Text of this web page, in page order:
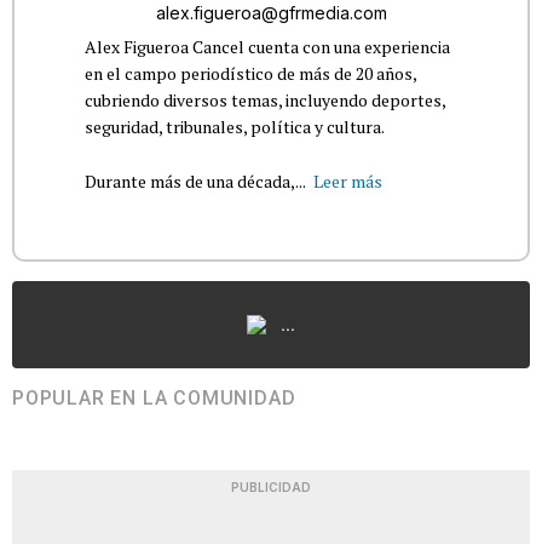
alex.figueroa@gfrmedia.com
Alex Figueroa Cancel cuenta con una experiencia
en el campo periodístico de más de 20 años,
cubriendo diversos temas, incluyendo deportes,
seguridad, tribunales, política y cultura.
Durante más de una década,... Leer más
...
POPULAR EN LA COMUNIDAD
PUBLICIDAD